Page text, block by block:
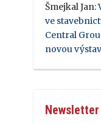
Šmejkal Jan:
ve
Central
novou
Newsletter